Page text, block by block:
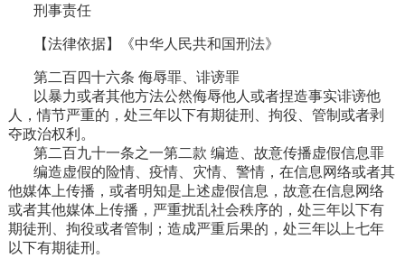
刑事责任
【法律依据】《中华人民共和国刑法》
第二百四十六条 侮辱罪、诽谤罪
以暴力或者其他方法公然侮辱他人或者捏造事实诽谤他
人，情节严重的，处三年以下有期徒刑、拘役、管制或者剥
夺政治权利。
第二百九十一条之一第二款 编造、故意传播虚假信息罪
编造虚假的险情、疫情、灾情、警情，在信息网络或者其
他媒体上传播，或者明知是上述虚假信息，故意在信息网络
或者其他媒体上传播，严重扰乱社会秩序的，处三年以下有
期徒刑、拘役或者管制；造成严重后果的，处三年以上七年
以下有期徒刑。